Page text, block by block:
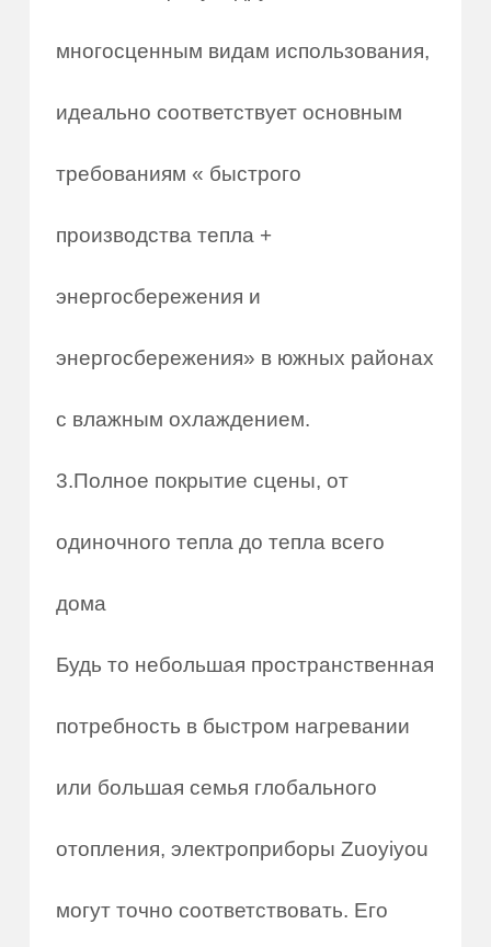
многосценным видам использования,
идеально соответствует основным
требованиям « быстрого
производства тепла +
энергосбережения и
энергосбережения» в южных районах
с влажным охлаждением.
3.Полное покрытие сцены, от
одиночного тепла до тепла всего
дома
Будь то небольшая пространственная
потребность в быстром нагревании
или большая семья глобального
отопления, электроприборы Zuoyiyou
могут точно соответствовать. Его